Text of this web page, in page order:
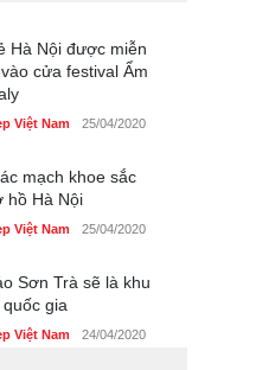
Hà Nội được miễn
cửa festival Ẩm
Việt Nam 25/04/2020
mạch khoe sắc
hồ Hà Nội
Việt Nam 25/04/2020
Sơn Trà sẽ là khu
gia
Việt Nam 24/04/2020